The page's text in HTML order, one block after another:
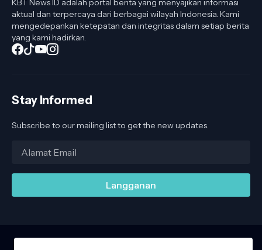
KBT News ID adalah portal berita yang menyajikan informasi
aktual dan terpercaya dari berbagai wilayah Indonesia. Kami
mengedepankan ketepatan dan integritas dalam setiap berita
yang kami hadirkan.
Stay Informed
Subscribe to our mailing list to get the new updates.